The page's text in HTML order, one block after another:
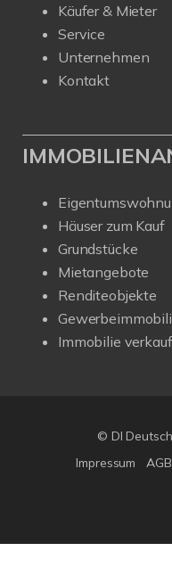
Käufer & Mieter
Service
Unternehmen
Kontakt
Häuser zum Kauf
Grundstücke
Mietangebote
Renditeobjekte
Immobilie
© DI
Impressum
AGB